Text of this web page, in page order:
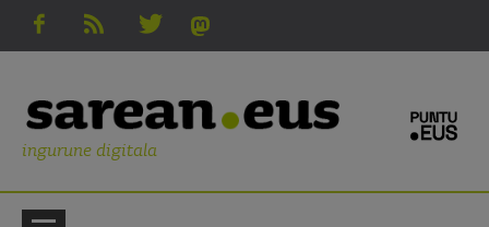
ingurune digitala